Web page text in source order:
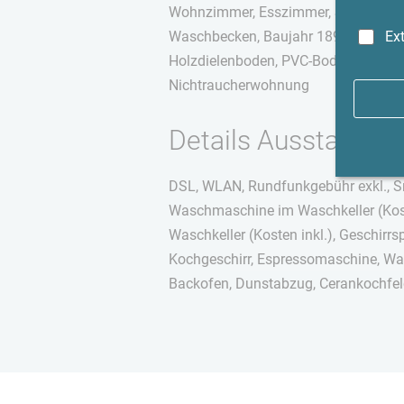
Wohnzimmer, Esszimmer,
Waschbecken, Baujahr 1890,
Holzdielenboden, PVC-Bodenbelag
Nichtraucherwohnung
Details Ausstattung
DSL, WLAN, Rundfunkgebühr exkl.,
Waschmaschine im Waschkeller
Waschkeller (Kosten inkl.),
Kochgeschirr, Espressomaschine,
Backofen, Dunstabzug,